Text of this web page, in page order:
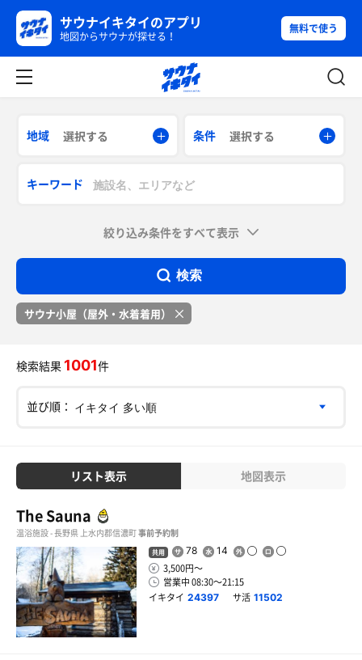
サウナイキタイのアプリ
地図からサウナが探せる！
無料で使う
地域 選択する 条件 選択する
キーワード
絞り込み条件をすべて表示
検索
サウナ小屋（屋外・水着着用）
検索結果 1001件
並び順：
リスト表示 地図表示
The Sauna
温浴施設 - 長野県 上水内郡信濃町事前予約制
共用 78 14
3,500円〜
営業中 08:30〜21:15
イキタイ 24397 サ活 11502